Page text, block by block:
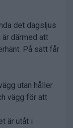
det dagsljus
därmed att
På sätt får
utan håller
vägg för att
är utåt i